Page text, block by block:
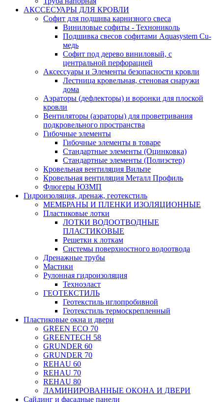
АКССЕСУАРЫ ДЛЯ КРОВЛИ
Софит для подшива карнизного свеса
Виниловые софиты - Технониколь
Подшивка свесов софитами Aquasystem Cu-
медь
Софит под дерево виниловый, с
центральной перфорацией
Аксессуары и Элементы безопасности кровли
Лестница кровельная, стеновая снаружи
дома
Аэраторы (дефлекторы) и воронки для плоской
кровли
Вентиляторы (аэраторы) для проветривания
подкровельного пространства
Гибочные элементы
Гибочные элементы в товаре
Стандартные элементы (Оцинковка)
Стандартные элементы (Полиэстер)
Кровельная вентиляция Вильпе
Кровельная вентиляция Металл Профиль
Флюгеры ЮЗМП
Гидроизоляция, дренаж, геотекстиль
МЕМБРАНЫ И ПЛЕНКИ ИЗОЛЯЦИОННЫЕ
Пластиковые лотки
ЛОТКИ ВОДООТВОДНЫЕ
ПЛАСТИКОВЫЕ
Решетки к лоткам
Системы поверхностного водоотвода
Дренажные трубы
Мастики
Рулонная гидроизоляция
Техноэласт
ГЕОТЕКСТИЛЬ
Геотекстиль иглопробивной
Геотекстиль термоскрепленный
Пластиковые окна и двери
GREEN ECO 70
GREENTECH 58
GRUNDER 60
GRUNDER 70
REHAU 60
REHAU 70
REHAU 80
ЛАМИНИРОВАННЫЕ ОКОНА И ДВЕРИ
Сайдинг и фасадные панели